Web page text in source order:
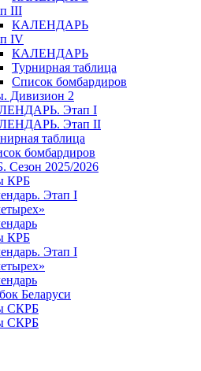
III
КАЛЕНДАРЬ
IV
КАЛЕНДАРЬ
Турнирная таблица
Список бомбардиров
Дивизион 2
Этап I
Этап II
таблица
бомбардиров
Сезон 2025/2026
КРБ
Этап I
КРБ
Этап I
Беларуси
СКРБ
СКРБ